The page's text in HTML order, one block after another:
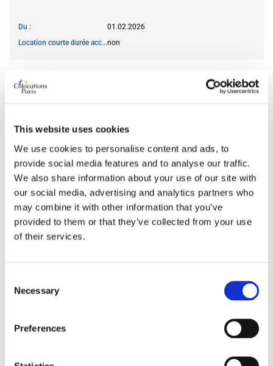
This website uses cookies
We use cookies to personalise content and ads, to
provide social media features and to analyse our traffic.
We also share information about your use of our site with
our social media, advertising and analytics partners who
may combine it with other information that you’ve
provided to them or that they’ve collected from your use
of their services.
Selection
Necessary
Preferences
Du
01.02.2026
Location courte durée acceptéenon
CARACTÉRISTIQUES DE LA CHAMBRE
Salle de bain
partagée
Bureau
non
Wi-Fi
oui
TV
oui
PROFIL DU COLOCATAIRE SOUHAITÉ
Tranche d’âge souhaitée